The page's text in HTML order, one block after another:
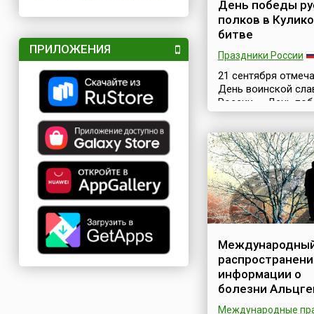
ПРИЛОЖЕНИЯ
День победы
полков в
битве
Праздники России
21 сентября
День воинской
России — День
русских полков во
Донским над
татарскими
Куликовской
год). Он учрежден
Федеральным
32-ФЗ от 13 марта
года «О днях
России».Страшные
бедствия принесло
татаро-
русскую землю. Но
информации о
болезни
Международные